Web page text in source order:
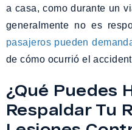
a casa, como durante un
generalmente no es
pasajeros pueden
de cómo ocurrió el
¿Qué Puedes
Respaldar Tu